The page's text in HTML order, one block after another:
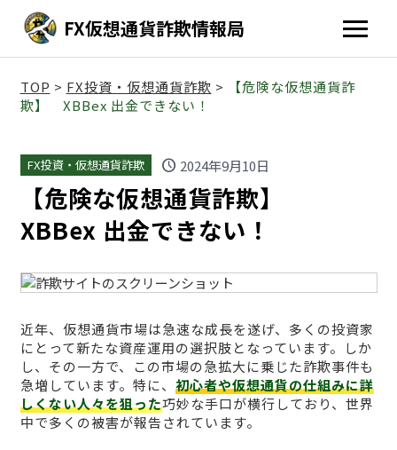
FX仮想通貨詐欺情報局
TOP > FX投資・仮想通貨詐欺 >
【危険な仮想通貨詐
欺】 XBBex 出金できない！
FX投資・仮想通貨詐欺 schedule 2024年9月10日
【危険な仮想通貨詐欺】
XBBex 出金できない！
近年、仮想通貨市場は急速な成長を遂げ、多くの投資家
にとって新たな資産運用の選択肢となっています。しか
し、その一方で、この市場の急拡大に乗じた詐欺事件も
急増しています。特に、 初心者や仮想通貨の仕組みに詳
しくない人々を狙った巧妙な手口が横行しており、世界
中で多くの被害が報告されています。